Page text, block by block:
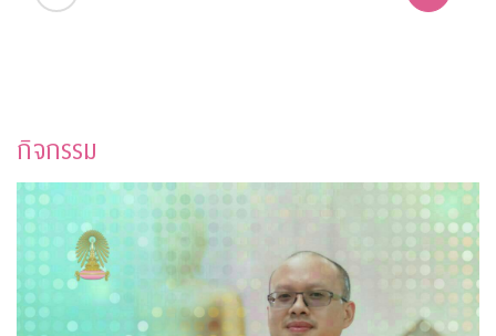
กิจกรรม